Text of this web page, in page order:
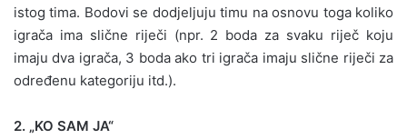
istog tima. Bodovi se dodjeljuju timu na osnovu toga koliko
igrača ima slične riječi (npr. 2 boda za svaku riječ koju
imaju dva igrača, 3 boda ako tri igrača imaju slične riječi za
određenu kategoriju itd.).
2. „KO SAM JA“